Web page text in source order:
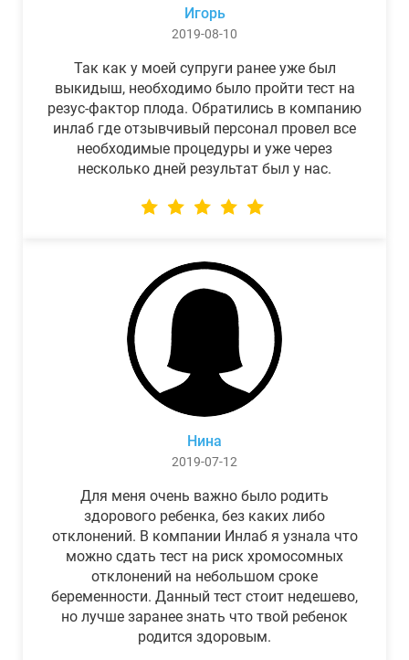
Игорь
2019-08-10
Так как у моей супруги ранее уже был
выкидыш, необходимо было пройти тест на
резус-фактор плода. Обратились в компанию
инлаб где отзывчивый персонал провел все
необходимые процедуры и уже через
несколько дней результат был у нас.
Нина
2019-07-12
Для меня очень важно было родить
здорового ребенка, без каких либо
отклонений. В компании Инлаб я узнала что
можно сдать тест на риск хромосомных
отклонений на небольшом сроке
беременности. Данный тест стоит недешево,
но лучше заранее знать что твой ребенок
родится здоровым.